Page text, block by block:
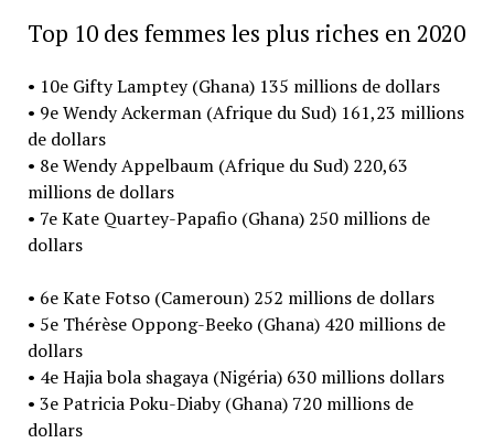
Top 10 des femmes les plus riches en 2020
• 10e Gifty Lamptey (Ghana) 135 millions de dollars
• 9e Wendy Ackerman (Afrique du Sud) 161,23 millions
de dollars
• 8e Wendy Appelbaum (Afrique du Sud) 220,63
millions de dollars
• 7e Kate Quartey-Papafio (Ghana) 250 millions de
dollars
• 6e Kate Fotso (Cameroun) 252 millions de dollars
• 5e Thérèse Oppong-Beeko (Ghana) 420 millions de
dollars
• 4e Hajia bola shagaya (Nigéria) 630 millions dollars
• 3e Patricia Poku-Diaby (Ghana) 720 millions de
dollars